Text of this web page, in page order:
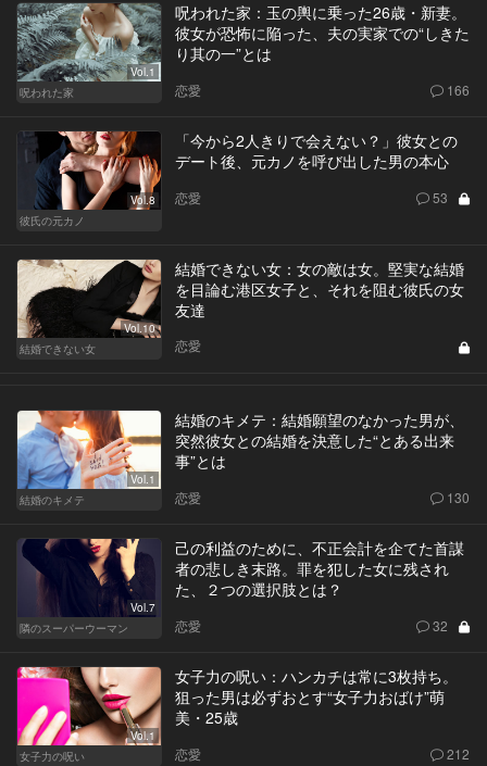
Vol.1
呪われた家
呪われた家：玉の輿に乗った26歳・新妻。
彼女が恐怖に陥った、夫の実家での“しきた
り其の一”とは
恋愛 166
Vol.8
彼氏の元カノ
「今から2人きりで会えない？」彼女との
デート後、元カノを呼び出した男の本心
恋愛 53
Vol.10
結婚できない女
結婚できない女：女の敵は女。堅実な結婚
を目論む港区女子と、それを阻む彼氏の女
友達
恋愛
Vol.1
結婚のキメテ
結婚のキメテ：結婚願望のなかった男が、
突然彼女との結婚を決意した“とある出来
事”とは
恋愛 130
Vol.7
隣のスーパーウーマン
己の利益のために、不正会計を企てた首謀
者の悲しき末路。罪を犯した女に残され
た、２つの選択肢とは？
恋愛 32
Vol.1
女子力の呪い
女子力の呪い：ハンカチは常に3枚持ち。
狙った男は必ずおとす“女子力おばけ”萌
美・25歳
恋愛 212